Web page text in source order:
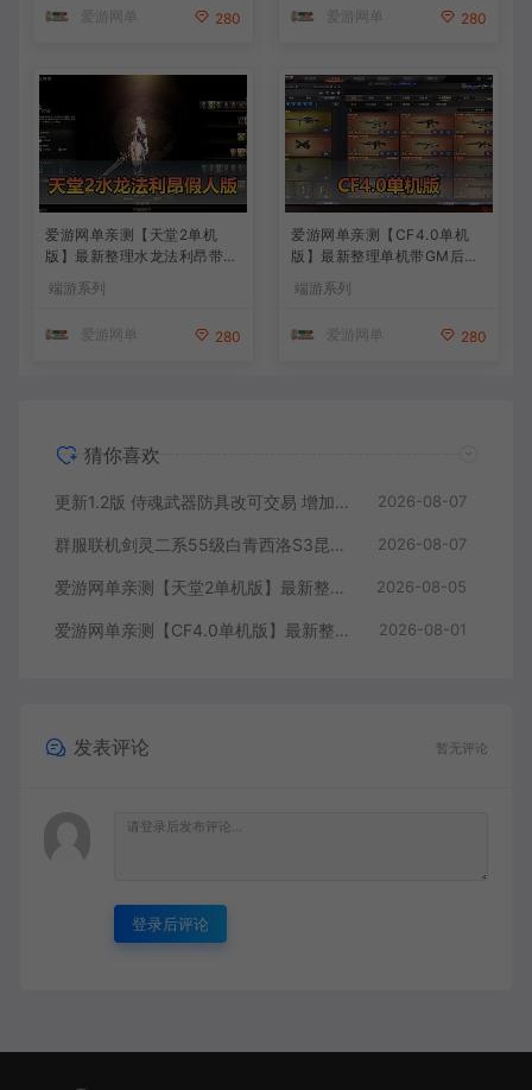
能徽章 史诗装备特效徽章 技
爱游网单 280 爱游网单 280
爱游网单亲测【天堂2单机
版】最新整理水龙法利昂带假
人商业端制作单机 内置多功
能GM控制台 可发物品装备
端游系列
爱游网单 280
爱游网单亲测【CF4.0单机
版】最新整理单机带GM后台
可添加全物品装备 人机对战
可选难度 带单机内辅 一键启
端游系列
爱游网单 280
猜你喜欢
更新1.2版 侍魂武器防具改可交易 增加掉落和在线奖励 DNF70星月侍魂联机版 新版技能 丰富异次元技能装备词条 护石 辟邪玉 皮肤外观 BUFF技能徽章 史诗装备特效徽章 技能宝珠等 在线点 装备靠爆 2026-08-07
群服联机剑灵二系55级白青西洛S3昆仑版 在线点券 每日礼包 复古玩法 2026-08-07
爱游网单亲测【天堂2单机版】最新整理水龙法利昂带假人商业端制作单机 内置多功能GM控制台 可发物品装备 虚拟机一键端 视频安装教学 2026-08-05
爱游网单亲测【CF4.0单机版】最新整理单机带GM后台可添加全物品装备 人机对战可选难度 带单机内辅 一键启动视频教学 2026-08-01
发表评论 暂无评论
登录后评论